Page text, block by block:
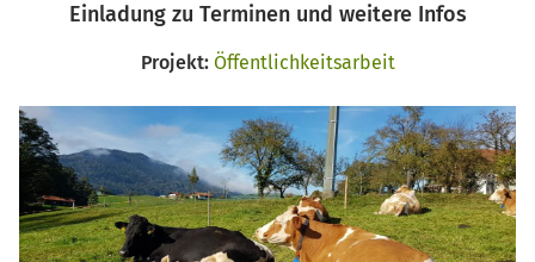
Einladung zu Terminen und weitere Infos
Projekt: Öffentlichkeitsarbeit